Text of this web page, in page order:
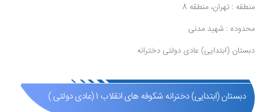
منطقه : تهران، منطقه 8
محدوده : شهید مدنی
دبستان (ابتدایی) عادی دولتی دخترانه
دبستان (ابتدایی) دخترانه شکوفه های انقلاب 1 (عادی دولتی )